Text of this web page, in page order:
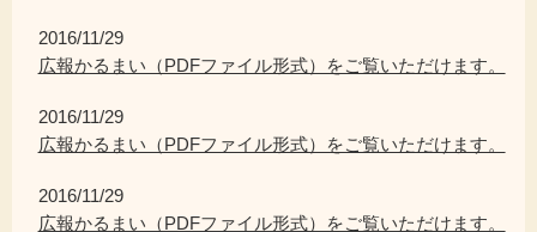
2016/11/29
広報かるまい（PDFファイル形式）をご覧いただけます。
2016/11/29
広報かるまい（PDFファイル形式）をご覧いただけます。
2016/11/29
広報かるまい（PDFファイル形式）をご覧いただけます。